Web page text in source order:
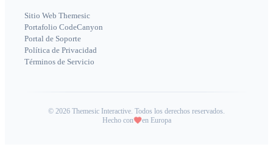
Sitio Web Themesic
Portafolio CodeCanyon
Portal de Soporte
Política de Privacidad
Términos de Servicio
© 2026 Themesic Interactive. Todos los derechos reservados.
Hecho con
en Europa